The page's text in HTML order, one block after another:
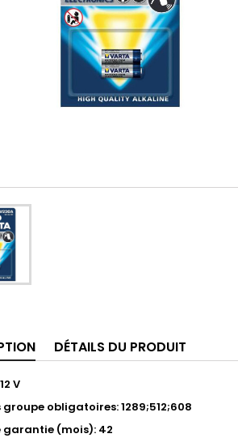
DÉTAILS DU PRODUIT
V
obligatoires: 1289;512;608
garantie (mois): 42